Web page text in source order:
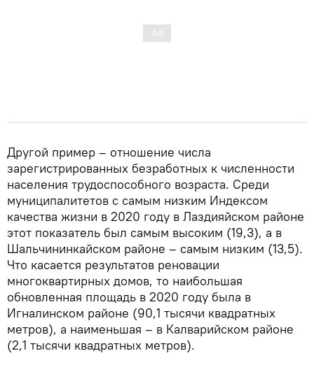
Другой пример – отношение числа
зарегистрированных безработных к численности
населения трудоспособного возраста. Среди
муниципалитетов с самым низким Индексом
качества жизни в 2020 году в Лаздияйском районе
этот показатель был самым высоким (19,3), а в
Шальчининкайском районе – самым низким (13,5).
Что касается результатов реновации
многоквартирных домов, то наибольшая
обновленная площадь в 2020 году была в
Игналинском районе (90,1 тысячи квадратных
метров), а наименьшая – в Калварийском районе
(2,1 тысячи квадратных метров).